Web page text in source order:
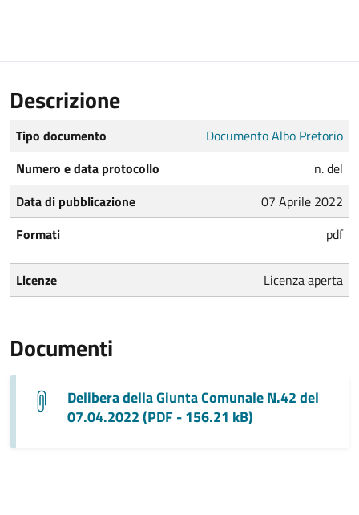
Descrizione
Tipo documento
Documento Albo Pretorio
Numero e data protocollo
n. del
Data di pubblicazione
07 Aprile 2022
Formati
pdf
Licenze Licenza aperta
Documenti
Delibera della Giunta Comunale N.42 del
07.04.2022 (PDF - 156.21 kB)